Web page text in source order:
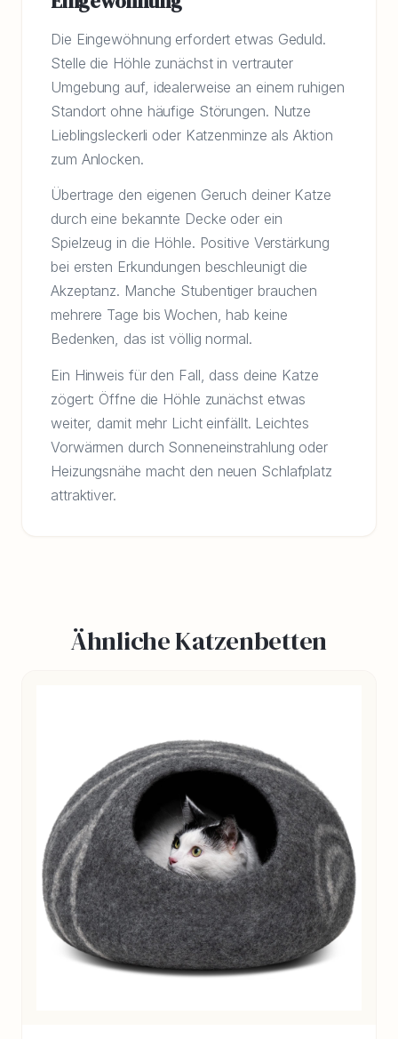
Die Eingewöhnung erfordert etwas Geduld.
Stelle die Höhle zunächst in vertrauter
Umgebung auf, idealerweise an einem ruhigen
Standort ohne häufige Störungen. Nutze
Lieblingsleckerli oder Katzenminze als Aktion
zum Anlocken.
Übertrage den eigenen Geruch deiner Katze
durch eine bekannte Decke oder ein
Spielzeug in die Höhle. Positive Verstärkung
bei ersten Erkundungen beschleunigt die
Akzeptanz. Manche Stubentiger brauchen
mehrere Tage bis Wochen, hab keine
Bedenken, das ist völlig normal.
Ein Hinweis für den Fall, dass deine Katze
zögert: Öffne die Höhle zunächst etwas
weiter, damit mehr Licht einfällt. Leichtes
Vorwärmen durch Sonneneinstrahlung oder
Heizungsnähe macht den neuen Schlafplatz
attraktiver.
Ähnliche Katzenbetten